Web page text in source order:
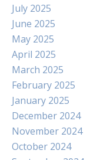
July 2025
June 2025
May 2025
April 2025
March 2025
February 2025
January 2025
December 2024
November 2024
October 2024